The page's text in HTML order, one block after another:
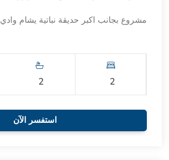
مشروع بجانب اكبر حديقة نباتية يشام وادي
2
2
استفسر الآن